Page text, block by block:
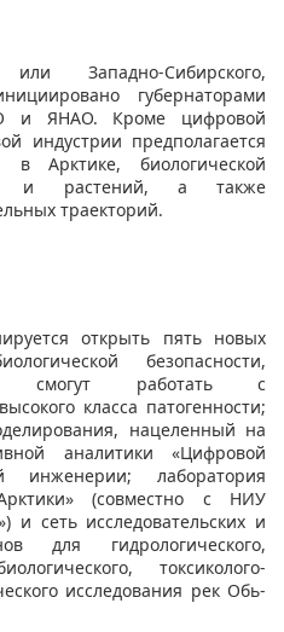
Западно-Сибирского,
губернаторами
и ЯНАО. Кроме цифровой
индустрии предполагается
в Арктике, биологической
и растений, а также
траекторий.
открыть пять новых
безопасности,
смогут работать с
класса патогенности;
нацеленный на
аналитики «Цифровой
инженерии; лаборатория
(совместно с НИУ
и сеть исследовательских и
для гидрологического,
токсиколого-
исследования рек Обь-